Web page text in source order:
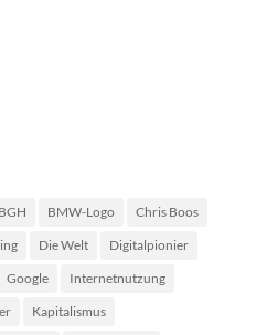
BGH BMW-Logo
Chris Boos
Die Welt
Digitalpionier
Google
Internetnutzung
Kapitalismus